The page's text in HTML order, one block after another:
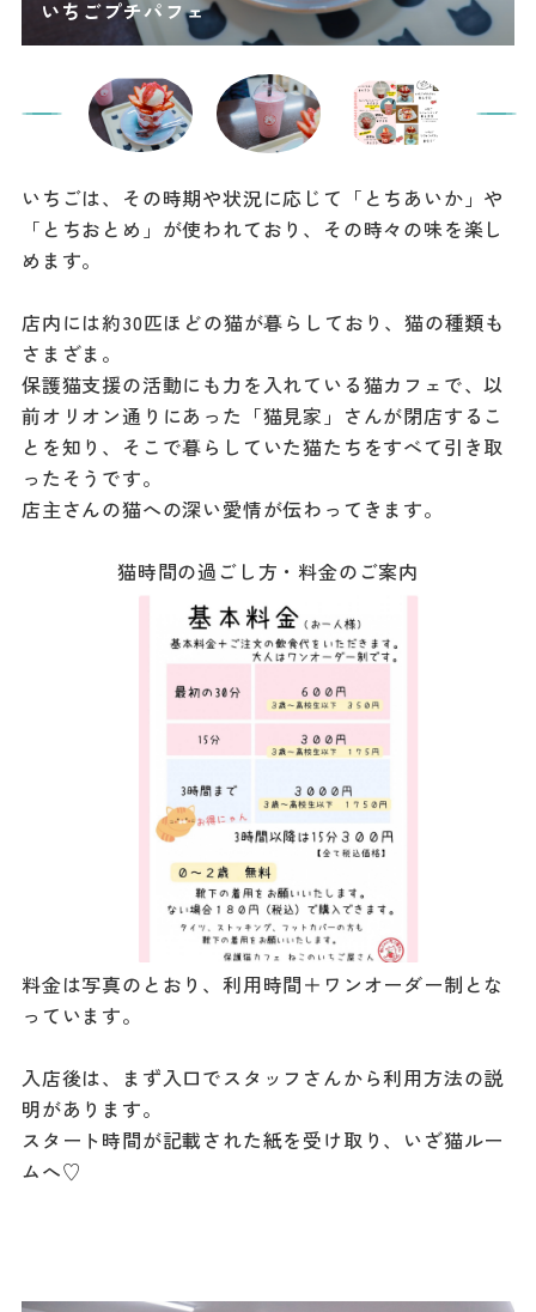
いちごは、その時期や状況に応じて「とちあいか」や
「とちおとめ」が使われており、その時々の味を楽し
めます。
店内には約30匹ほどの猫が暮らしており、猫の種類も
さまざま。
保護猫支援の活動にも力を入れている猫カフェで、以
前オリオン通りにあった「猫見家」さんが閉店するこ
とを知り、そこで暮らしていた猫たちをすべて引き取
ったそうです。
店主さんの猫への深い愛情が伝わってきます。
猫時間の過ごし方・料金のご案内
料金は写真のとおり、利用時間＋ワンオーダー制とな
っています。
入店後は、まず入口でスタッフさんから利用方法の説
明があります。
スタート時間が記載された紙を受け取り、いざ猫ルー
ムへ♡